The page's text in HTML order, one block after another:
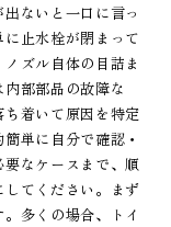
ないと一口に言っ
止水栓が閉まって
ズル自体の目詰ま
部部品の故障な
着いて原因を特定
単に自分で確認・
なケースまで、順
てください。まず
多くの場合、トイ